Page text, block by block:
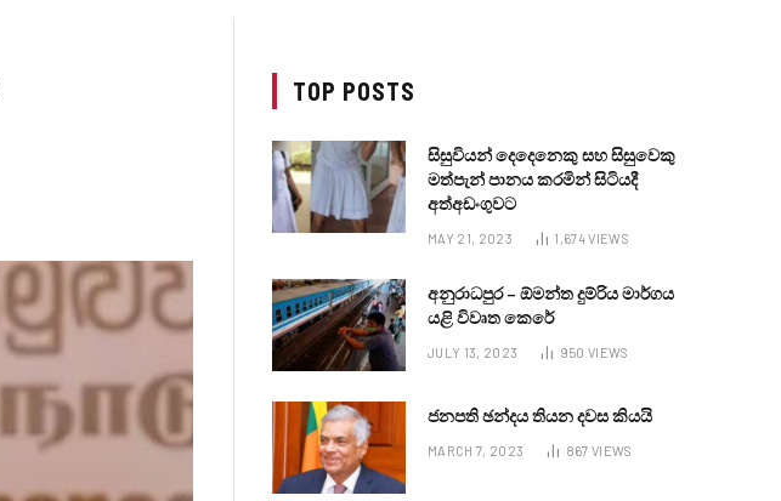
TOP POSTS
සිසුවියන් දෙදෙනෙකු සහ සිසුවෙකු
මත්පැන් පානය කරමින් සිටියදී
අත්අඩංගුවට
MAY 21, 2023 1,674VIEWS
අනුරාධපුර – ඕමන්ත දුම්රිය මාර්ගය
යළි විවෘත කෙරේ
JULY 13, 2023 950 VIEWS
ජනපති ඡන්දය තියන දවස කියයි
MARCH 7, 2023 867 VIEWS